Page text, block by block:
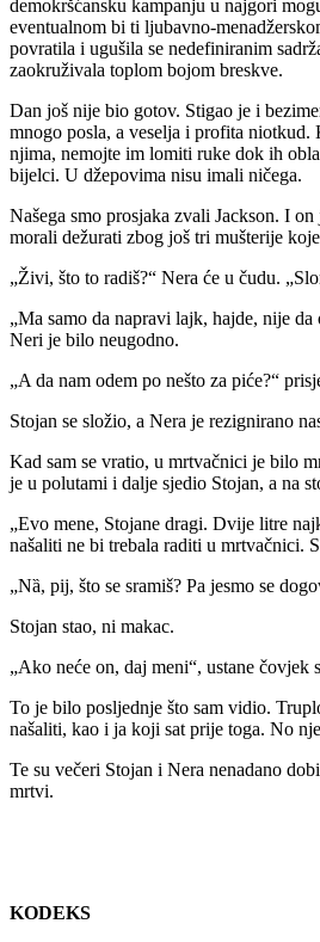
demokršćansku kampanju u najgori
eventualnom bi ti ljubavno-
povratila i ugušila se nedefiniranim
zaokruživala toplom bojom breskve.
Dan još nije bio gotov. Stigao je i
mnogo posla, a veselja i profita
njima, nemojte im lomiti ruke dok ih
bijelci. U džepovima nisu imali ničega.
Našega smo prosjaka zvali Jackson. I
morali dežurati zbog još tri mušterije
„Živi, što to radiš?“ Nera će u čudu.
„Ma samo da napravi lajk, hajde, nije
Neri je bilo neugodno.
„A da nam odem po nešto za piće?“
Stojan se složio, a Nera je rezignirano
Kad sam se vratio, u mrtvačnici je bilo
je u polutami i dalje sjedio Stojan, a na
„Evo mene, Stojane dragi. Dvije litre
našaliti ne bi trebala raditi u mrtvačnici.
„Nȁ, pij, što se sramiš? Pa jesmo se
Stojan stao, ni makac.
„Ako neće on, daj meni“, ustane čovjek
To je bilo posljednje što sam vidio.
našaliti, kao i ja koji sat prije toga. No
Te su večeri Stojan i Nera nenadano
mrtvi.
KODEKS